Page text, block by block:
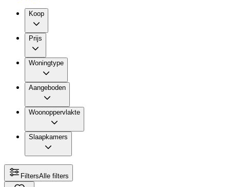
Koop
Prijs
Woningtype
Aangeboden
Woonoppervlakte
Slaapkamers
FiltersAlle filters